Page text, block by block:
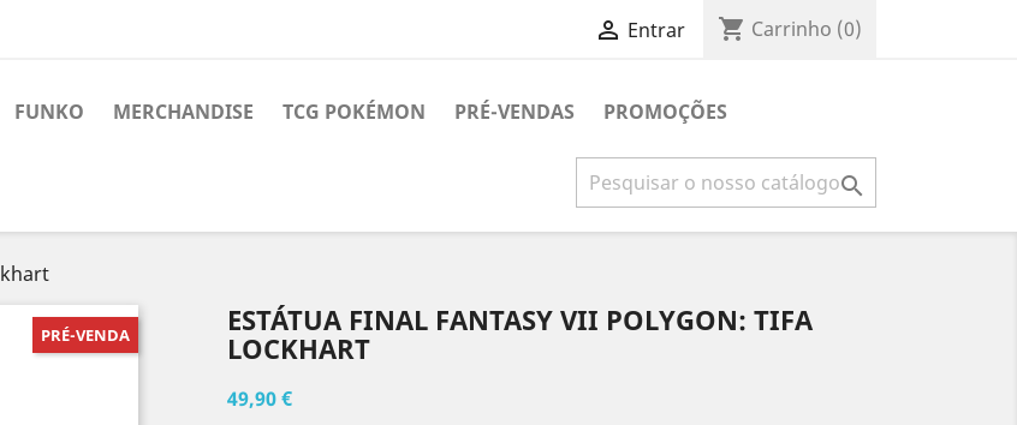
 Entrar shopping_cart Carrinho (0)
FUNKO MERCHANDISE TCG POKÉMON PRÉ-VENDAS PROMOÇÕES

PRÉ-VENDA
ESTÁTUA FINAL FANTASY VII POLYGON: TIFA
LOCKHART
49,90 €